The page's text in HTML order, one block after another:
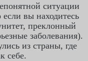
ситуации
вы находитесь
преклонный
заболевания).
из страны, где
себе.